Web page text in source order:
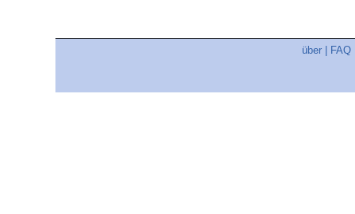
über FAQ